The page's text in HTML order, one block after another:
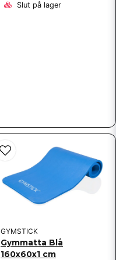
Slut på lager
GYMSTICK
Gymmatta Blå
160x60x1 cm